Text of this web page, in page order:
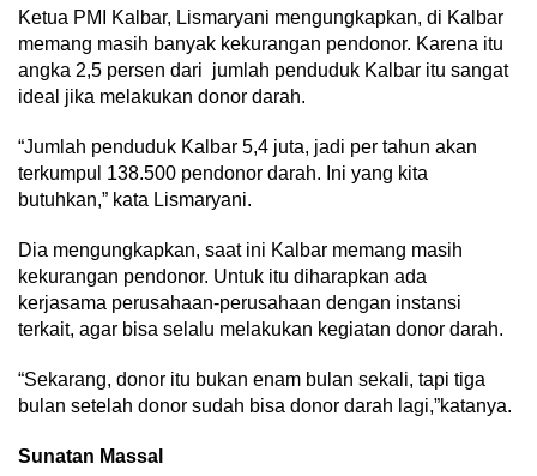
Ketua PMI Kalbar, Lismaryani mengungkapkan, di Kalbar
memang masih banyak kekurangan pendonor. Karena itu
angka 2,5 persen dari jumlah penduduk Kalbar itu sangat
ideal jika melakukan donor darah.
“Jumlah penduduk Kalbar 5,4 juta, jadi per tahun akan
terkumpul 138.500 pendonor darah. Ini yang kita
butuhkan,” kata Lismaryani.
Dia mengungkapkan, saat ini Kalbar memang masih
kekurangan pendonor. Untuk itu diharapkan ada
kerjasama perusahaan-perusahaan dengan instansi
terkait, agar bisa selalu melakukan kegiatan donor darah.
“Sekarang, donor itu bukan enam bulan sekali, tapi tiga
bulan setelah donor sudah bisa donor darah lagi,”katanya.
Sunatan Massal